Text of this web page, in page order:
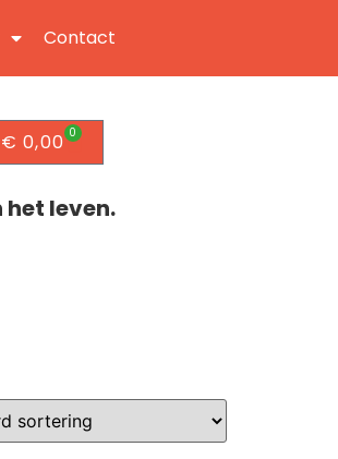
Contact
€ 0,00 0
het leven.